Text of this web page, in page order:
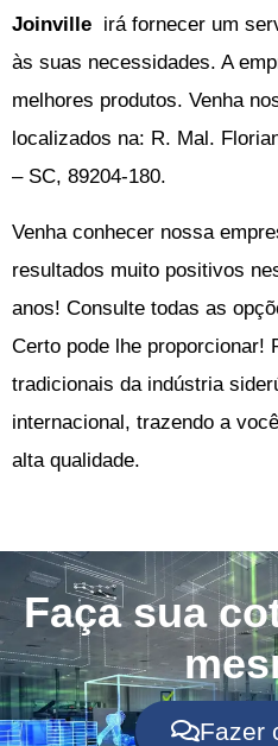
Joinville irá fornecer um
às suas necessidades. A
melhores produtos. Venha
localizados na: R. Mal.
– SC, 89204-180.
Venha conhecer nossa
resultados muito positivos
anos! Consulte todas as
Certo pode lhe proporcionar!
tradicionais da indústria
internacional, trazendo a
alta qualidade.
Faça sua
Fazer